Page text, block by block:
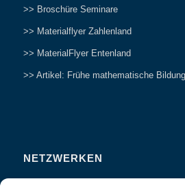
>> Broschüre Seminare
>> Materialflyer Zahlenland
>> MaterialFlyer Entenland
>> Artikel: Frühe mathematische
NETZWERKEN